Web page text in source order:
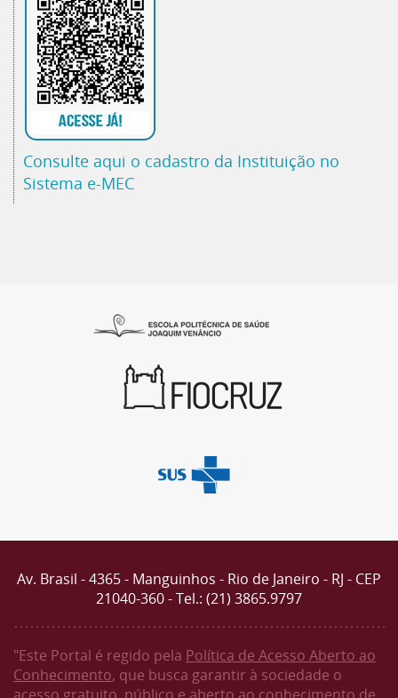
Consulte aqui o cadastro da Instituição no
Sistema e-MEC
Av. Brasil - 4365 - Manguinhos - Rio de Janeiro - RJ - CEP
21040-360 - Tel.: (21) 3865.9797
"Este Portal é regido pela Política de Acesso Aberto ao
Conhecimento, que busca garantir à sociedade o